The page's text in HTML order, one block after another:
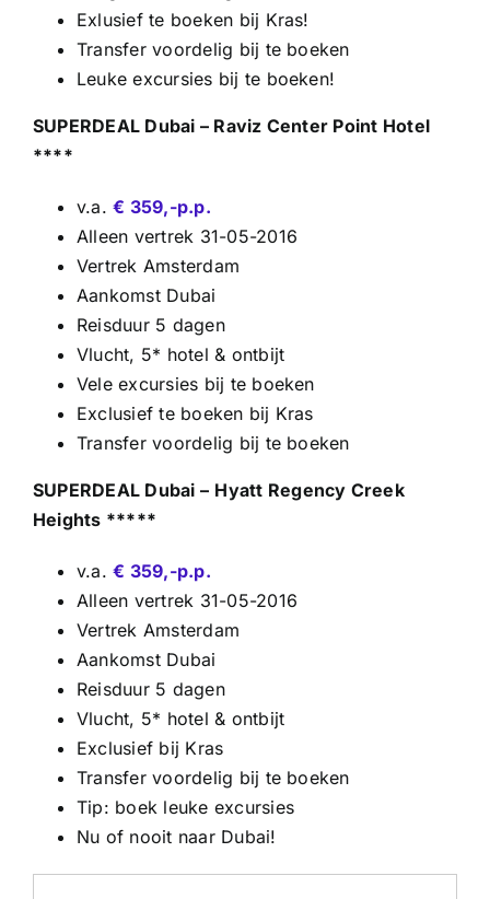
Exlusief te boeken bij Kras!
Transfer voordelig bij te boeken
Leuke excursies bij te boeken!
SUPERDEAL Dubai – Raviz Center Point Hotel
****
v.a.€ 359,-p.p.
Alleen vertrek 31-05-2016
Vertrek Amsterdam
Aankomst Dubai
Reisduur 5 dagen
Vlucht, 5* hotel & ontbijt
Vele excursies bij te boeken
Exclusief te boeken bij Kras
Transfer voordelig bij te boeken
SUPERDEAL Dubai – Hyatt Regency Creek
Heights *****
v.a.€ 359,-p.p.
Alleen vertrek 31-05-2016
Vertrek Amsterdam
Aankomst Dubai
Reisduur 5 dagen
Vlucht, 5* hotel & ontbijt
Exclusief bij Kras
Transfer voordelig bij te boeken
Tip: boek leuke excursies
Nu of nooit naar Dubai!